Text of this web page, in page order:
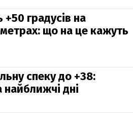
градусів на
що на це кажуть
спеку до +38:
дні